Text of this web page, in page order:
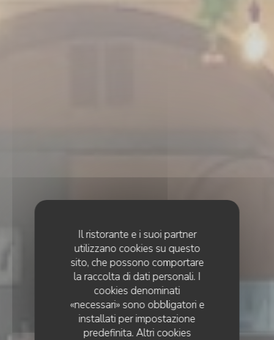
Il ristorante e i suoi partner
utilizzano cookies su questo
sito, che possono comportare
la raccolta di dati personali. I
cookies denominati
«necessari» sono obbligatori e
installati per impostazione
predefinita. Altri cookies